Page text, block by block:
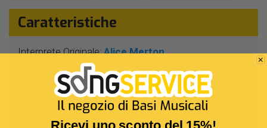
Caratteristiche
Interprete Originale:Alice Merton
Pop/rock
D.R.Bassett - A.Merton
3 Min 18 Sec